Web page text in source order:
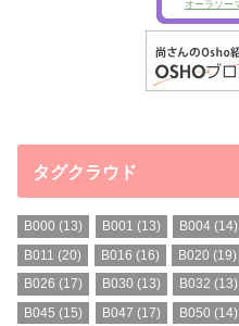
タグクラウド
B000 (13) B001 (13) B004(14)
B011 (20) B016 (16) B020 (19)
B026 (17) B030 (13) B032 (13)
B045 (15) B047 (17) B050 (14)